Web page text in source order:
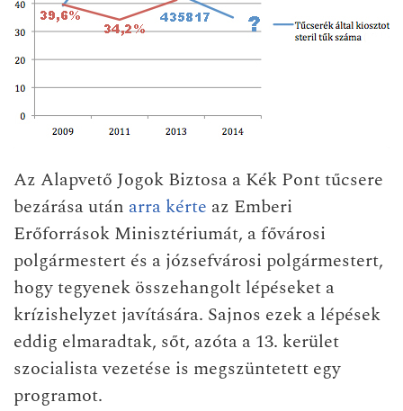
Az Alapvető Jogok Biztosa a Kék Pont tűcsere
bezárása után arra kérte az Emberi
Erőforrások Minisztériumát, a fővárosi
polgármestert és a józsefvárosi polgármestert,
hogy tegyenek összehangolt lépéseket a
krízishelyzet javítására. Sajnos ezek a lépések
eddig elmaradtak, sőt, azóta a 13. kerület
szocialista vezetése is megszüntetett egy
programot.